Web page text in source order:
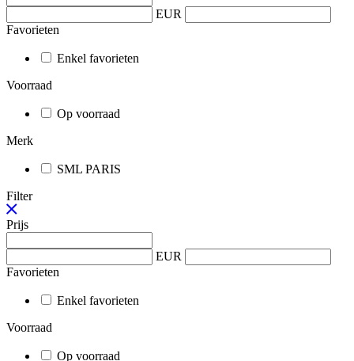
EUR
Favorieten
Enkel favorieten
Voorraad
Op voorraad
Merk
SML PARIS
Filter
Prijs
EUR
Favorieten
Enkel favorieten
Voorraad
Op voorraad